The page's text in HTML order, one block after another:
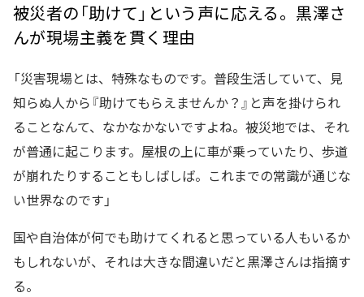
被災者の「助けて」という声に応える。黒澤さ
んが現場主義を貫く理由
「災害現場とは、特殊なものです。普段生活していて、見
知らぬ人から『助けてもらえませんか？』と声を掛けられ
ることなんて、なかなかないですよね。被災地では、それ
が普通に起こります。屋根の上に車が乗っていたり、歩道
が崩れたりすることもしばしば。これまでの常識が通じな
い世界なのです」
国や自治体が何でも助けてくれると思っている人もいるか
もしれないが、それは大きな間違いだと黒澤さんは指摘す
る。